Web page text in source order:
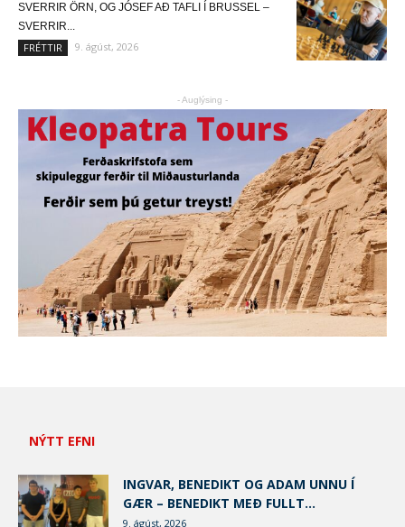
SVERRIR ÖRN, OG JÓSEF AÐ TAFLI Í BRUSSEL –
SVERRIR...
FRÉTTIR 9. ágúst, 2026
- Auglýsing -
NÝTT EFNI
INGVAR, BENEDIKT OG ADAM UNNU Í
GÆR – BENEDIKT MEÐ FULLT...
9. ágúst, 2026